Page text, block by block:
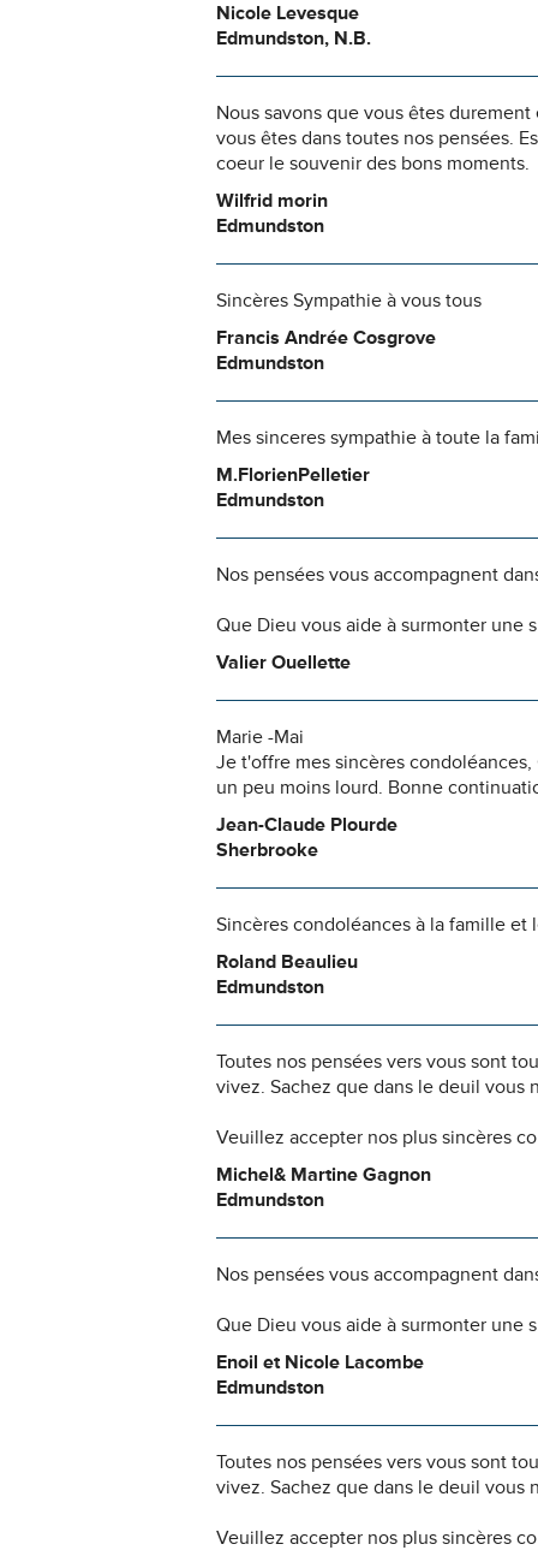
Nicole Levesque
Edmundston, N.B.
Nous savons que vous êtes
vous êtes dans toutes nos pensées.
coeur le souvenir des bons moments.
Wilfrid morin
Edmundston
Sincères Sympathie à vous tous
Francis Andrée Cosgrove
Edmundston
Mes sinceres sympathie à toute la
M.FlorienPelletier
Edmundston
Nos pensées vous accompagnent
Que Dieu vous aide à surmonter une
Valier Ouellette
Marie -Mai
Je t'offre mes sincères
un peu moins lourd. Bonne
Jean-Claude Plourde
Sherbrooke
Sincères condoléances à la famille et
Roland Beaulieu
Edmundston
Toutes nos pensées vers vous sont
vivez. Sachez que dans le deuil vous
Veuillez accepter nos plus sincères
Michel& Martine Gagnon
Edmundston
Nos pensées vous accompagnent
Que Dieu vous aide à surmonter une
Enoil et Nicole Lacombe
Edmundston
Toutes nos pensées vers vous sont
vivez. Sachez que dans le deuil vous
Veuillez accepter nos plus sincères